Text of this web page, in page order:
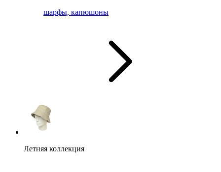
шарфы, капюшоны
Летняя коллекция